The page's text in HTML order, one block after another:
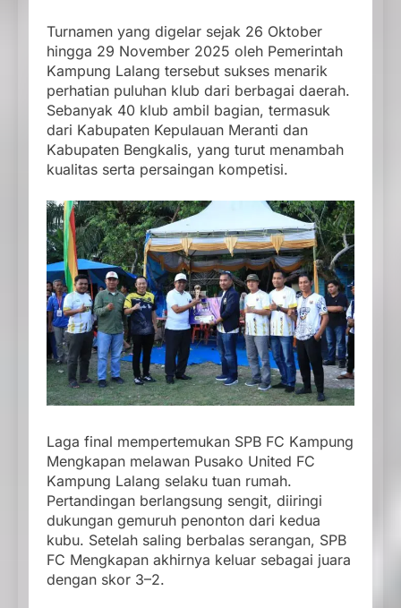
Turnamen yang digelar sejak 26 Oktober
hingga 29 November 2025 oleh Pemerintah
Kampung Lalang tersebut sukses menarik
perhatian puluhan klub dari berbagai daerah.
Sebanyak 40 klub ambil bagian, termasuk
dari Kabupaten Kepulauan Meranti dan
Kabupaten Bengkalis, yang turut menambah
kualitas serta persaingan kompetisi.
Laga final mempertemukan SPB FC Kampung
Mengkapan melawan Pusako United FC
Kampung Lalang selaku tuan rumah.
Pertandingan berlangsung sengit, diiringi
dukungan gemuruh penonton dari kedua
kubu. Setelah saling berbalas serangan, SPB
FC Mengkapan akhirnya keluar sebagai juara
dengan skor 3–2.